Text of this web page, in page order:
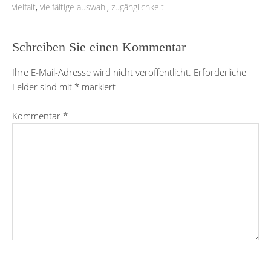
vielfalt, vielfältige auswahl, zugänglichkeit
Schreiben Sie einen Kommentar
Ihre E-Mail-Adresse wird nicht veröffentlicht. Erforderliche
Felder sind mit * markiert
Kommentar *